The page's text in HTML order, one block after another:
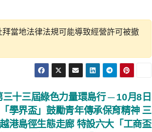
當地法律法規可能導致經營許可被撤
十三屆綠色力量環島行 ─ 10月8日
學界盃」鼓勵青年傳承保育精神 三
港島徑生態走廊 特設六大「工商盃